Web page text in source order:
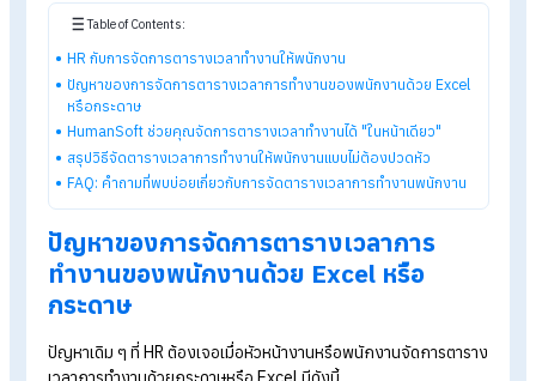
Explore HumanSoft HR software
Automated payroll software
Online time-attendance system
Payroll software pricing from THB 590/month
Start a free 30-day trial
Table of Contents: